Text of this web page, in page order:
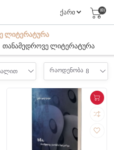
(0)
ᲚᲘᲢᲔᲠᲐᲢᲣᲠᲐ
თანამედროვე ლიტერატურა
რაოდენობა 8